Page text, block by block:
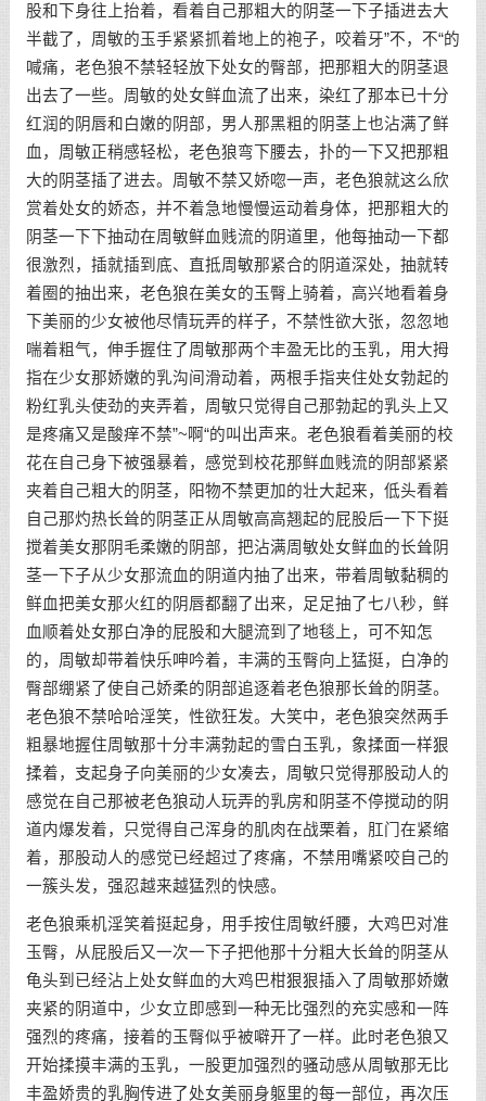
股和下身往上抬着，看着自己那粗大的阴茎一下子插进去大
半截了，周敏的玉手紧紧抓着地上的袍子，咬着牙”不，不“的
喊痛，老色狼不禁轻轻放下处女的臀部，把那粗大的阴茎退
出去了一些。周敏的处女鲜血流了出来，染红了那本已十分
红润的阴唇和白嫩的阴部，男人那黑粗的阴茎上也沾满了鲜
血，周敏正稍感轻松，老色狼弯下腰去，扑的一下又把那粗
大的阴茎插了进去。周敏不禁又娇唿一声，老色狼就这么欣
赏着处女的娇态，并不着急地慢慢运动着身体，把那粗大的
阴茎一下下抽动在周敏鲜血贱流的阴道里，他每抽动一下都
很激烈，插就插到底、直抵周敏那紧合的阴道深处，抽就转
着圈的抽出来，老色狼在美女的玉臀上骑着，高兴地看着身
下美丽的少女被他尽情玩弄的样子，不禁性欲大张，忽忽地
喘着粗气，伸手握住了周敏那两个丰盈无比的玉乳，用大拇
指在少女那娇嫩的乳沟间滑动着，两根手指夹住处女勃起的
粉红乳头使劲的夹弄着，周敏只觉得自己那勃起的乳头上又
是疼痛又是酸痒不禁”~啊“的叫出声来。老色狼看着美丽的校
花在自己身下被强暴着，感觉到校花那鲜血贱流的阴部紧紧
夹着自己粗大的阴茎，阳物不禁更加的壮大起来，低头看着
自己那灼热长耸的阴茎正从周敏高高翘起的屁股后一下下挺
搅着美女那阴毛柔嫩的阴部，把沾满周敏处女鲜血的长耸阴
茎一下子从少女那流血的阴道内抽了出来，带着周敏黏稠的
鲜血把美女那火红的阴唇都翻了出来，足足抽了七八秒，鲜
血顺着处女那白净的屁股和大腿流到了地毯上，可不知怎
的，周敏却带着快乐呻吟着，丰满的玉臀向上猛挺，白净的
臀部绷紧了使自己娇柔的阴部追逐着老色狼那长耸的阴茎。
老色狼不禁哈哈淫笑，性欲狂发。大笑中，老色狼突然两手
粗暴地握住周敏那十分丰满勃起的雪白玉乳，象揉面一样狠
揉着，支起身子向美丽的少女凑去，周敏只觉得那股动人的
感觉在自己那被老色狼动人玩弄的乳房和阴茎不停搅动的阴
道内爆发着，只觉得自己浑身的肌肉在战栗着，肛门在紧缩
着，那股动人的感觉已经超过了疼痛，不禁用嘴紧咬自己的
一簇头发，强忍越来越猛烈的快感。
老色狼乘机淫笑着挺起身，用手按住周敏纤腰，大鸡巴对准
玉臀，从屁股后又一次一下子把他那十分粗大长耸的阴茎从
龟头到已经沾上处女鲜血的大鸡巴柑狠狠插入了周敏那娇嫩
夹紧的阴道中，少女立即感到一种无比强烈的充实感和一阵
强烈的疼痛，接着的玉臀似乎被噼开了一样。此时老色狼又
开始揉摸丰满的玉乳，一股更加强烈的骚动感从周敏那无比
丰盈娇贵的乳胸传进了处女美丽身躯里的每一部位，再次压